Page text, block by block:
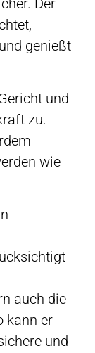
Der
genießt
und
zu.
wie
auch die
kann er
und